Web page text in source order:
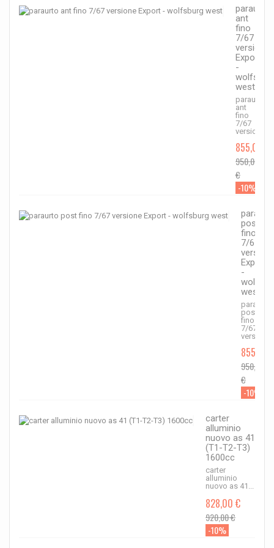
paraurto
ant
fino
7/67
versione
Export
-
west
paraurto
ant
fino
7/67
versione...
855,00 €
950,00
€
-10%
post
fino
7/67
Export
-
west
paraurto
post
fino
7/67
855,00
950,00
€
-10%
carter
alluminio
nuovo as 41
(T1-T2-T3)
1600cc
carter
alluminio
nuovo as 41...
828,00 €
920,00 €
-10%